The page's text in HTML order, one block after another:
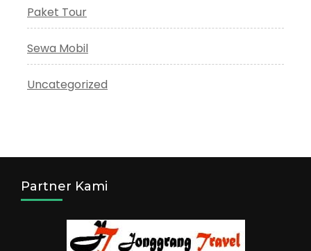
Paket Tour
Sewa Mobil
Uncategorized
Partner Kami